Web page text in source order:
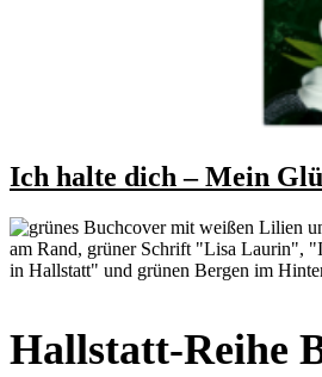
Ich halte dich – Mein
Hallstatt-Reihe